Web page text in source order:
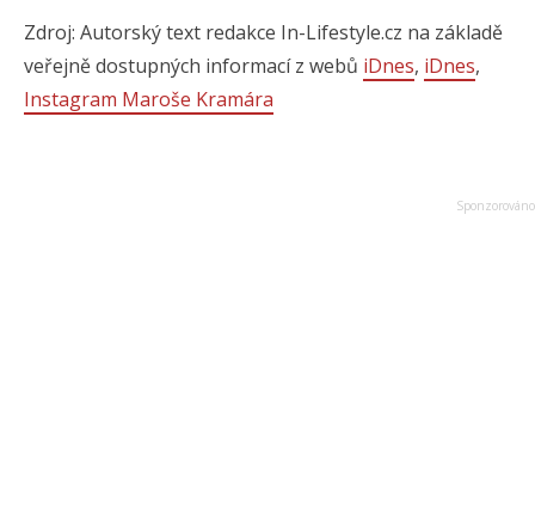
Zdroj: Autorský text redakce In-Lifestyle.cz na základě
veřejně dostupných informací z webů iDnes, iDnes,
Instagram Maroše Kramára